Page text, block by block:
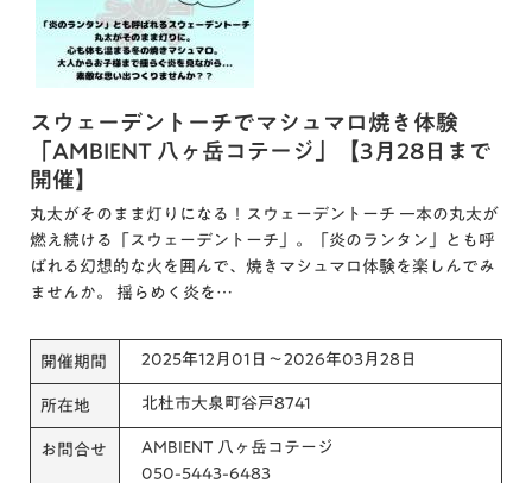
スウェーデントーチでマシュマロ焼き体験
「AMBIENT 八ヶ岳コテージ」【3月28日まで
開催】
丸太がそのまま灯りになる！スウェーデントーチ 一本の丸太が
燃え続ける「スウェーデントーチ」。「炎のランタン」とも呼
ばれる幻想的な火を囲んで、焼きマシュマロ体験を楽しんでみ
ませんか。 揺らめく炎を…
開催期間 2025年12月01日～2026年03月28日
所在地 北杜市大泉町谷戸8741
お問合せ
AMBIENT 八ヶ岳コテージ
050-5443-6483